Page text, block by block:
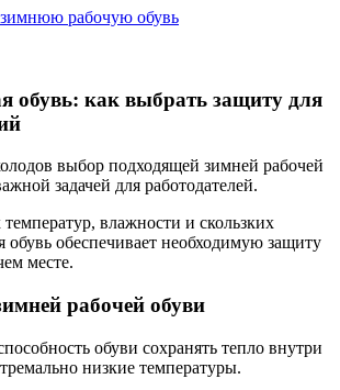
рабочую обувь
обувь: как выбрать защиту для
выбор подходящей зимней рабочей
задачей для работодателей.
влажности и скользких
обувь обеспечивает необходимую защиту
месте.
рабочей обуви
обуви сохранять тепло внутри
низкие температуры.